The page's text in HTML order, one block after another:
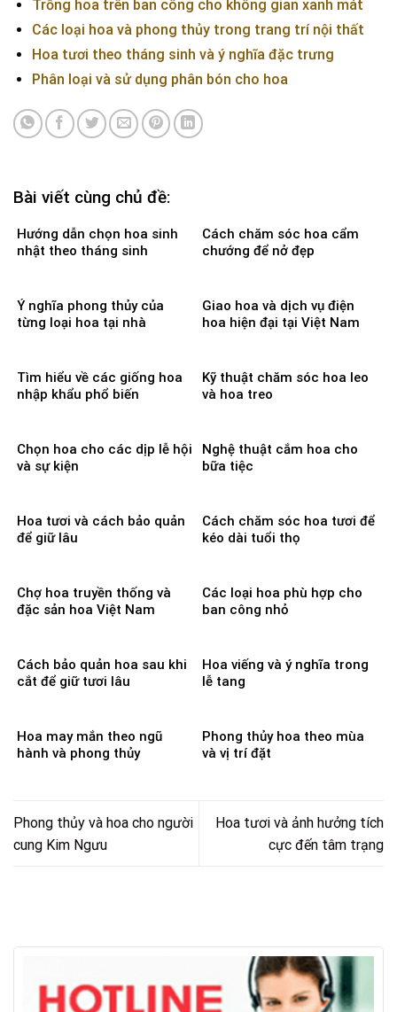
Trồng hoa trên ban công cho không gian xanh mát
Các loại hoa và phong thủy trong trang trí nội thất
Hoa tươi theo tháng sinh và ý nghĩa đặc trưng
Phân loại và sử dụng phân bón cho hoa
Bài viết cùng chủ đề:
Hướng dẫn chọn hoa sinh
nhật theo tháng sinh
Cách chăm sóc hoa cẩm
chướng để nở đẹp
Ý nghĩa phong thủy của
từng loại hoa tại nhà
Giao hoa và dịch vụ điện
hoa hiện đại tại Việt Nam
Tìm hiểu về các giống hoa
nhập khẩu phổ biến
Kỹ thuật chăm sóc hoa leo
và hoa treo
Chọn hoa cho các dịp lễ hội
và sự kiện
Nghệ thuật cắm hoa cho
bữa tiệc
Hoa tươi và cách bảo quản
để giữ lâu
Cách chăm sóc hoa tươi để
kéo dài tuổi thọ
Chợ hoa truyền thống và
đặc sản hoa Việt Nam
Các loại hoa phù hợp cho
ban công nhỏ
Cách bảo quản hoa sau khi
cắt để giữ tươi lâu
Hoa viếng và ý nghĩa trong
lễ tang
Hoa may mắn theo ngũ
hành và phong thủy
Phong thủy hoa theo mùa
và vị trí đặt
Phong thủy và hoa cho người
cung Kim Ngưu
Hoa tươi và ảnh hưởng tích
cực đến tâm trạng